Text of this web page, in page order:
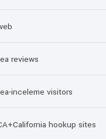
reviews
inceleme visitors
hookup sites